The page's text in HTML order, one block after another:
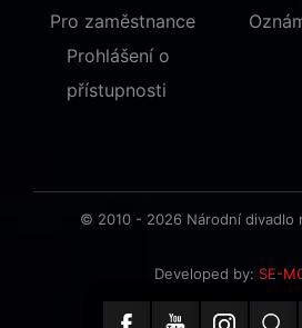
Pro zaměstnance
Prohlášení o
přístupnosti
© 2010 - 2026 Národní divadlo
Developed by: SE-